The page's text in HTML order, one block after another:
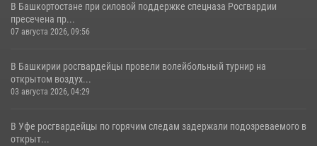
В Башкортостане при силовой поддержке спецназа Росгвардии
пресечена пр...
07 августа 2026, 09:56
В Башкирии росгвардейцы провели волейбольный турнир на
открытом воздух...
03 августа 2026, 04:29
В Уфе росгвардейцы по горячим следам задержали подозреваемого в
открыт...